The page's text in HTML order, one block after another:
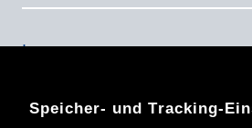
Speicher- und Tracking-
Impressum
Disclaimer